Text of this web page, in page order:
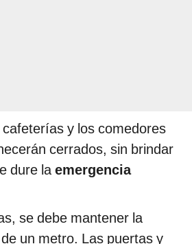
y los comedores
cerrados, sin brindar
dure la emergencia
se debe mantener la
un metro. Las puertas y